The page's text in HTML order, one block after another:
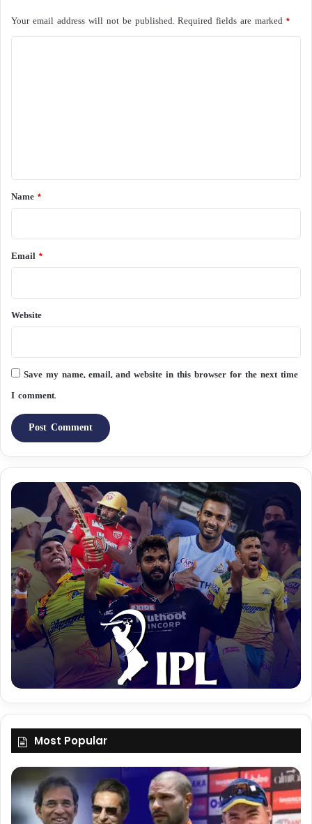
Your email address will not be published. Required fields are marked *
*Name *
Email *
Website
Save my name, email, and website in this browser for the next time
I comment.
Most Popular